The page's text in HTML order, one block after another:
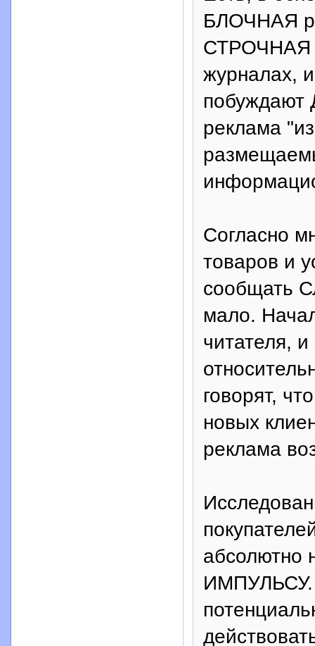
БЛОЧНАЯ
СТРОЧНАЯ
журналах,
побуждают
реклама
Согласно
товаров и
сообщать
мало.
читателя,
говорят,
новых
реклама
абсолютно